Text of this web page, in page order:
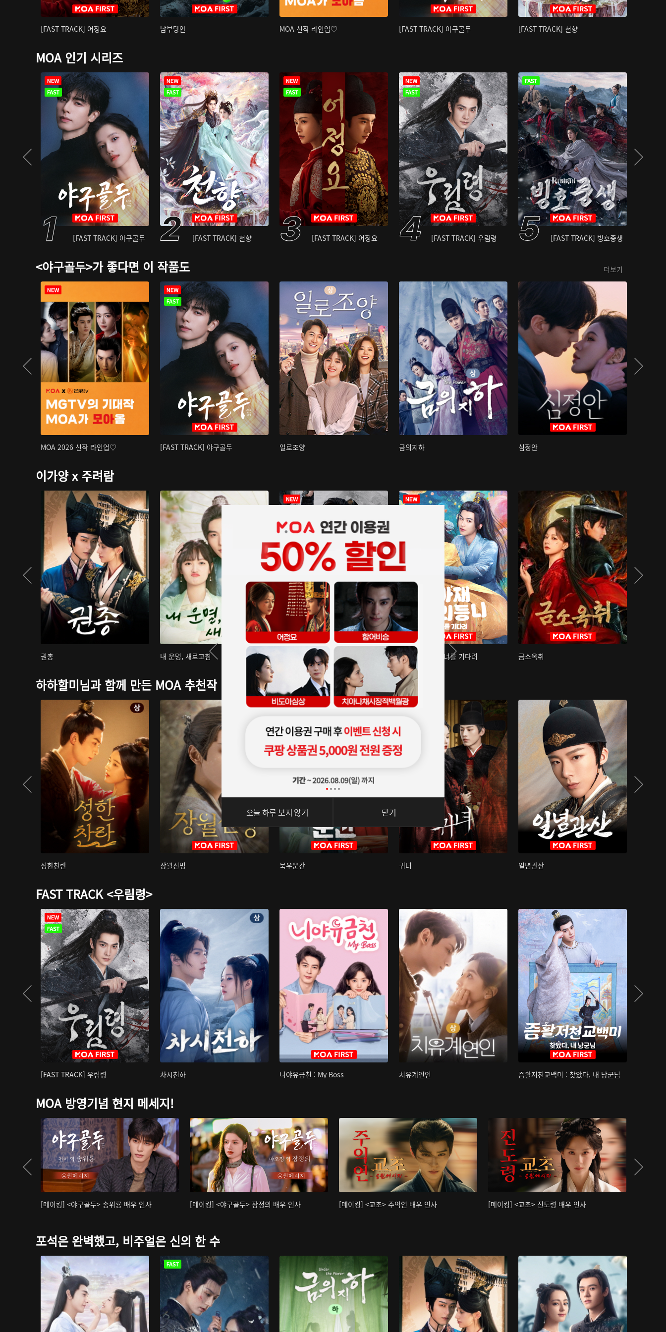
[FAST TRACK] 어정요 남부당안 MOA 신작 라인업♡ [FAST TRACK] 야구골두 [FAST TRACK] 천향
MOA 인기 시리즈
[FAST TRACK] 야구골두 [FAST TRACK] 천향 [FAST TRACK] 어정요 [FAST TRACK] 우림령 [FAST TRACK] 빙호중생
<야구골두>가 좋다면 이 작품도 더보기
MOA 2026 신작 라인업♡ [FAST TRACK] 야구골두 일로조양 금의지하 심정안
이가양 x 주려람
권총 내 운명, 새로고침 아재저리등니 : 너를 기다려 금소옥취
하하할미님과 함께 만든 MOA 추천작
성한찬란 장월신명 묵우운간 귀녀 일념관산
FAST TRACK <우림령>
[FAST TRACK] 우림령 차시천하 니야유금천 : My Boss 치유계연인 즘활저천교백미 : 찾았다, 내 낭군님
MOA 방영기념 현지 메세지!
[메이킹] <야구골두> 송위룡 배우 인사 [메이킹] <야구골두> 장정의 배우 인사 [메이킹] <교초> 주익연 배우 인사 [메이킹] <교초> 진도령 배우 인사
포석은 완벽했고, 비주얼은 신의 한 수
오늘 하루 보지 않기 닫기